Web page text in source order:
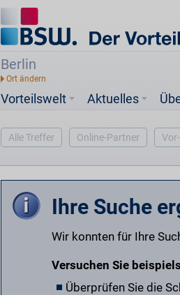
Berlin
Vorteilswelt Aktuelles
Alle Treffer Online-Partner
Ihre Suche
Wir konnten für Ihre
Versuchen Sie
Überprüfen Sie die